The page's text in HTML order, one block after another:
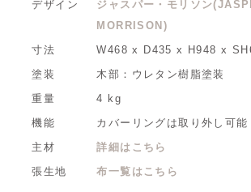
デザイン
ジャスパー・モリソン
MORRISON)
寸法
W468 x D435 x H948 x
塗装
木部：ウレタン樹脂塗装
重量
4 kg
機能
カバーリングは取り外し可能
主材
詳細はこちら
張生地
布一覧はこちら